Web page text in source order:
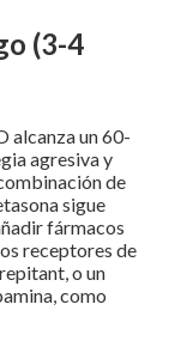
(3-4
alcanza un 60-
agresiva y
de
sigue
fármacos
receptores de
o un
como